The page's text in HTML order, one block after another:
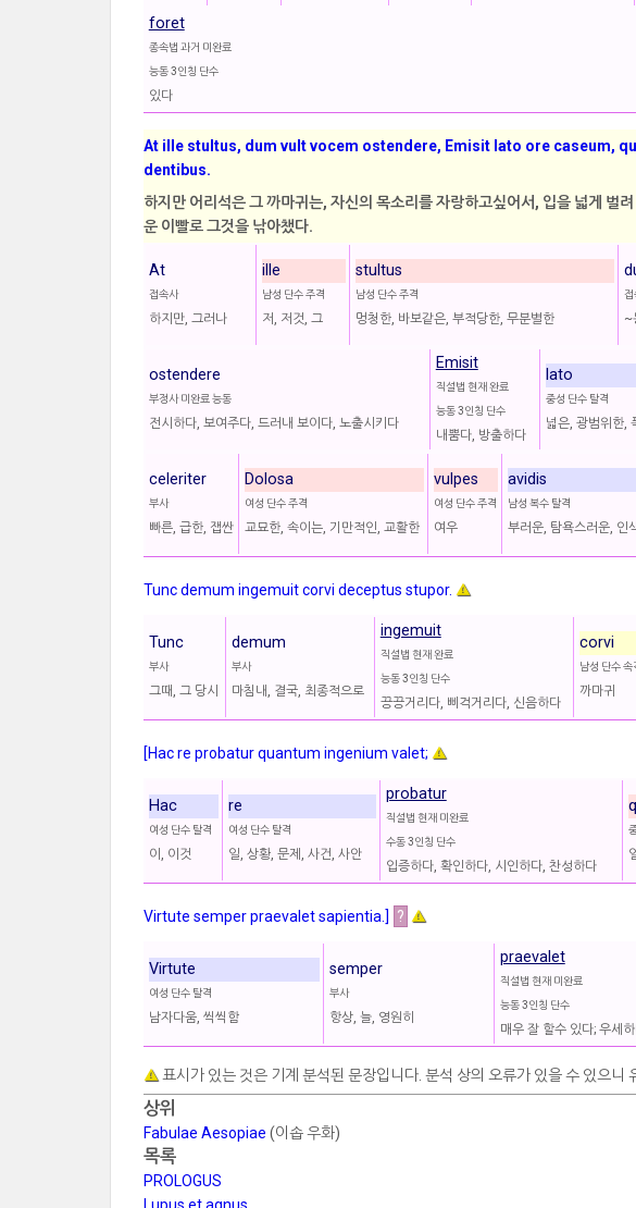
foret
종속법 과거 미완료
능동 3인칭 단수
있다
At ille stultus, dum vult vocem ostendere, Emisit lato ore caseum,
dentibus.
하지만 어리석은 그 까마귀는, 자신의 목소리를 자랑하고싶어서, 입을 넓게 벌
운 이빨로 그것을 낚아챘다.
At
접속사
하지만, 그러나
ille
남성 단수 주격
저, 저것, 그
stultus
남성 단수 주격
멍청한, 바보같은, 부적당한, 무분별한
접
~
ostendere
부정사 미완료 능동
전시하다, 보여주다, 드러내 보이다, 노출시키다
Emisit
직설법 현재 완료
능동 3인칭 단수
내뿜다, 방출하다
lato
중성 단수 탈격
넓은, 광범위한,
celeriter
부사
빠른, 급한, 잽싼
Dolosa
여성 단수 주격
교묘한, 속이는, 기만적인, 교활한
vulpes
여성 단수 주격
여우
avidis
남성 복수 탈격
부러운, 탐욕스러운, 인
Tunc demum ingemuit corvi deceptus stupor.
Tunc
부사
그때, 그 당시
demum
부사
마침내, 결국, 최종적으로
ingemuit
직설법 현재 완료
능동 3인칭 단수
끙끙거리다, 삐걱거리다, 신음하다
corvi
남성 단수 속
까마귀
[Hac re probatur quantum ingenium valet;
Hac
여성 단수 탈격
이, 이것
re
여성 단수 탈격
일, 상황, 문제, 사건, 사안
probatur
직설법 현재 미완료
수동 3인칭 단수
입증하다, 확인하다, 시인하다, 찬성하다
Virtute semper praevalet sapientia.] ?
Virtute
여성 단수 탈격
남자다움, 씩씩함
semper
부사
항상, 늘, 영원히
praevalet
직설법 현재 미완료
능동 3인칭 단수
매우 잘 할수 있다; 우세
표시가 있는 것은 기계 분석된 문장입니다. 분석 상의 오류가 있을 수 있으니
상위
Fabulae Aesopiae (이솝 우화)
목록
PROLOGUS
Lupus et agnus.